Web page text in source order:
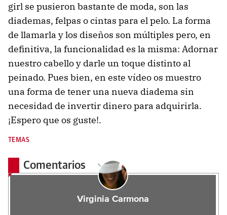
girl se pusieron bastante de moda, son las
diademas, felpas o cintas para el pelo. La forma
de llamarla y los diseños son múltiples pero, en
definitiva, la funcionalidad es la misma: Adornar
nuestro cabello y darle un toque distinto al
peinado. Pues bien, en este vídeo os muestro
una forma de tener una nueva diadema sin
necesidad de invertir dinero para adquirirla.
¡Espero que os guste!.
TEMAS
Comentarios
Virginia Carmona